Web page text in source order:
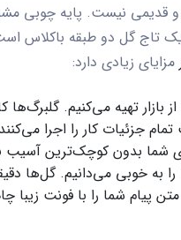
قدیمی نیست. پایه چوبی
یکتاج گل دو طبقه باکلاس
مزایای زیادی دارد:
تهیه می‌کنیم.
جزئیات کار را اجرا
بدون کوچک‌ترین آسیب
به خوبی می‌دانیم. گل‌ها
شما را با فونت زیبا